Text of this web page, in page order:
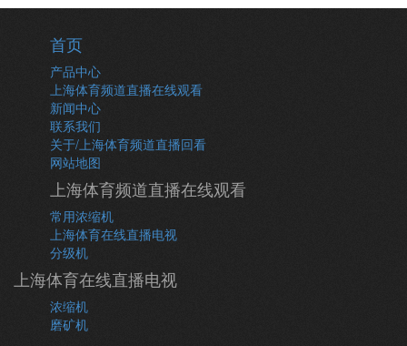
首页
产品中心
上海体育频道直播在线观看
新闻中心
联系我们
关于/上海体育频道直播回看
网站地图
上海体育频道直播在线观看
常用浓缩机
上海体育在线直播电视
分级机
上海体育在线直播电视
浓缩机
磨矿机